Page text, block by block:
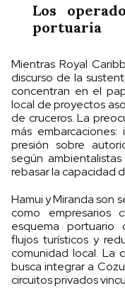
Los
portuaria
Mientras Royal
discurso de la
concentran en el
local de proyectos
de cruceros. La
más embarcaciones:
presión sobre
según
rebasar la capacidad
Hamui y Miranda son
como empresarios
esquema portuario
flujos turísticos y
comunidad local. La
busca integrar a
circuitos privados